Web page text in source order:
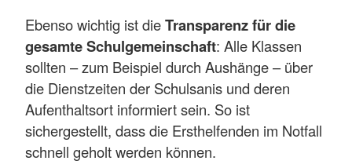
Ebenso wichtig ist dieTransparenz für die
gesamte Schulgemeinschaft: Alle Klassen
sollten – zum Beispiel durch Aushänge – über
die Dienstzeiten der Schulsanis und deren
Aufenthaltsort informiert sein. So ist
sichergestellt, dass die Ersthelfenden im Notfall
schnell geholt werden können.